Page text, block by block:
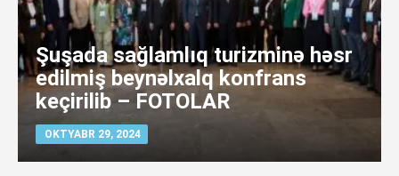
Şuşada sağlamlıq turizminə həsr
edilmiş beynəlxalq konfrans
keçirilib – FOTOLAR
OKTYABR 29, 2024